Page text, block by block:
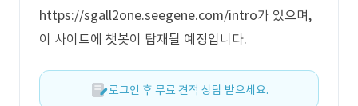
https://sgall2one.seegene.com/intro가 있으며,
이 사이트에 챗봇이 탑재될 예정입니다.
로그인 후 무료 견적 상담 받으세요.